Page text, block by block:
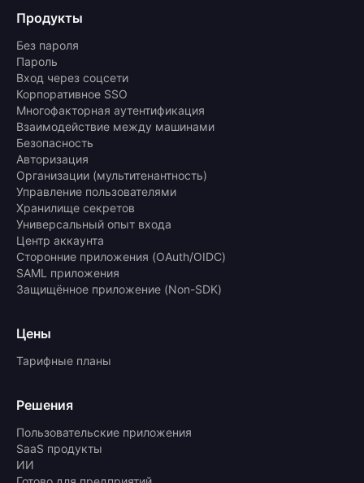
Продукты
Без пароля
Пароль
Вход через соцсети
Корпоративное SSO
Многофакторная аутентификация
Взаимодействие между машинами
Безопасность
Авторизация
Организации (мультитенантность)
Управление пользователями
Хранилище секретов
Универсальный опыт входа
Центр аккаунта
Сторонние приложения (OAuth/OIDC)
SAML приложения
Защищённое приложение (Non-SDK)
Цены
Тарифные планы
Решения
Пользовательские приложения
SaaS продукты
ИИ